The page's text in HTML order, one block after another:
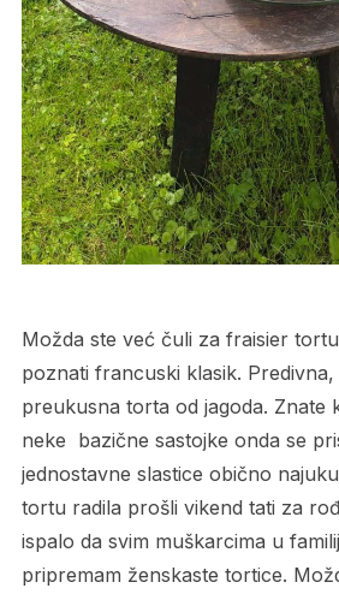
Možda ste već čuli za fraisier
poznati francuski klasik. Predivna,
preukusna torta od jagoda. Znate
neke bazične sastojke onda se
jednostavne slastice obično
tortu radila prošli vikend tati za
ispalo da svim muškarcima u
pripremam ženskaste tortice.